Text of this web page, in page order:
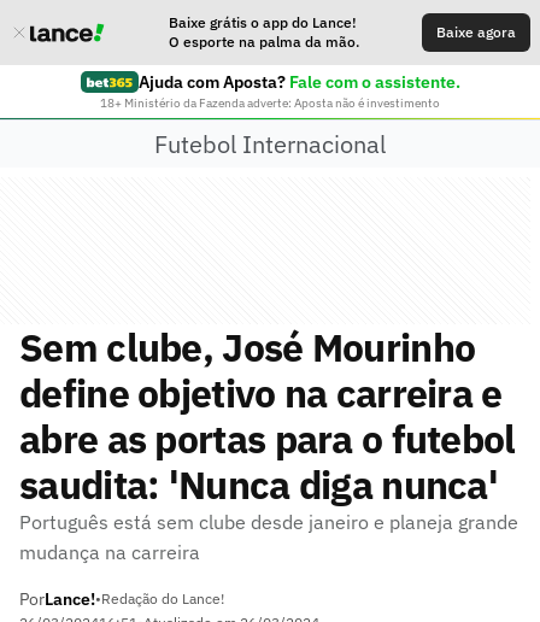
Baixe grátis o app do Lance!
O esporte na palma da mão.
Baixe agora
Ajuda com Aposta? Fale com o assistente.
18+ Ministério da Fazenda adverte: Aposta não é investimento
Futebol Internacional
Sem clube, José Mourinho
define objetivo na carreira e
abre as portas para o futebol
saudita: 'Nunca diga nunca'
Português está sem clube desde janeiro e planeja grande
mudança na carreira
PorLance!•Redação do Lance!